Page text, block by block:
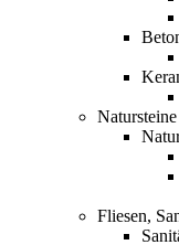
Fliesen,